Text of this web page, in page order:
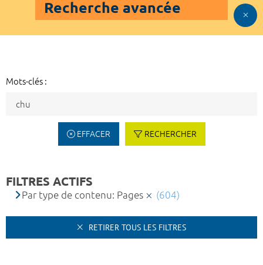
Recherche avancée
Mots-clés :
EFFACER RECHERCHER
FILTRES ACTIFS
Par type de contenu: Pages (604)
RETIRER TOUS LES FILTRES